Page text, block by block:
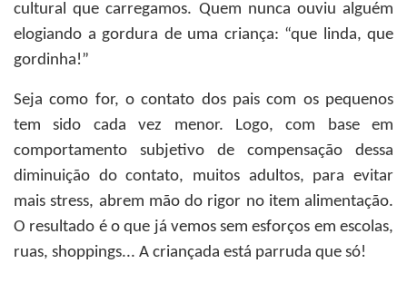
cultural que carregamos. Quem nunca ouviu alguém
elogiando a gordura de uma criança: “que linda, que
gordinha!”
Seja como for, o contato dos pais com os pequenos
tem sido cada vez menor. Logo, com base em
comportamento subjetivo de compensação dessa
diminuição do contato, muitos adultos, para evitar
mais stress, abrem mão do rigor no item alimentação.
O resultado é o que já vemos sem esforços em escolas,
ruas, shoppings... A criançada está parruda que só!